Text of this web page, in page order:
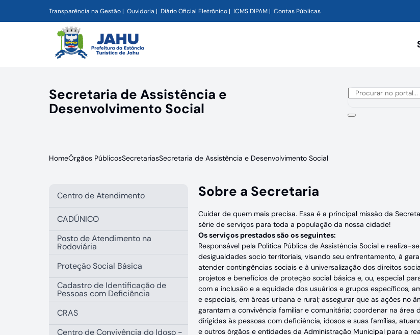
Transparência na Gestão Ouvidoria Diário Oficial Eletrônico ICMS DIPAM Contas Públicas
Secretaria de Assistência e
Desenvolvimento Social
HomeÓrgãos PúblicosSecretariasSecretaria de Assistência e Desenvolvimento Social
Centro de Atendimento
CADÚNICO
Posto de Atendimento na
Rodoviária
Proteção Social Básica
Cadastro de Identificação de
Pessoas com Deficiência
CRAS
Centro de Convivência do Idoso -
Sobre a Secretaria
Cuidar de quem mais precisa. Essa é a principal missão da
série de serviços para toda a população da nossa cidade!
Os serviços prestados são os seguintes:
Responsável pela Política Pública de Assistência Social e
desigualdades socio territoriais, visando seu enfrentamento, à
atender contingências sociais e à universalização dos direitos
projetos e benefícios de proteção social básica e, ou, especial
com a inclusão e a equidade dos usuários e grupos específicos,
e especiais, em áreas urbana e rural; assegurar que as ações no
garantam a convivência familiar e comunitária; coordenar na
dirigidas às pessoas com deficiência, idosos e suas famílias,
e outros órgãos e entidades da Administração Municipal para a